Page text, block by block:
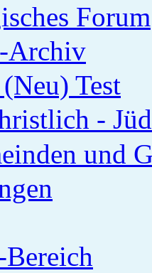
Forum
Archiv
Test
-
und